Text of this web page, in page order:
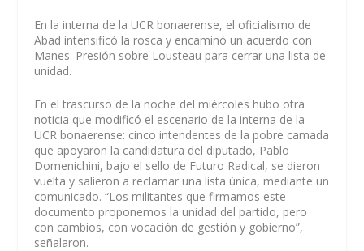
En la interna de la UCR bonaerense, el oficialismo de
Abad intensificó la rosca y encaminó un acuerdo con
Manes. Presión sobre Lousteau para cerrar una lista de
unidad.
En el trascurso de la noche del miércoles hubo otra
noticia que modificó el escenario de la interna de la
UCR bonaerense: cinco intendentes de la pobre camada
que apoyaron la candidatura del diputado, Pablo
Domenichini, bajo el sello de Futuro Radical, se dieron
vuelta y salieron a reclamar una lista única, mediante un
comunicado. “Los militantes que firmamos este
documento proponemos la unidad del partido, pero
con cambios, con vocación de gestión y gobierno”,
señalaron.